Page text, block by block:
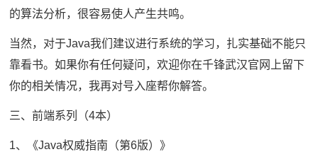
的算法分析，很容易使人产生共鸣。
当然，对于Java我们建议进行系统的学习，扎实基础不能只
靠看书。如果你有任何疑问，欢迎你在千锋武汉官网上留下
你的相关情况，我再对号入座帮你解答。
三、前端系列（4本）
1、《Java权威指南（第6版）》